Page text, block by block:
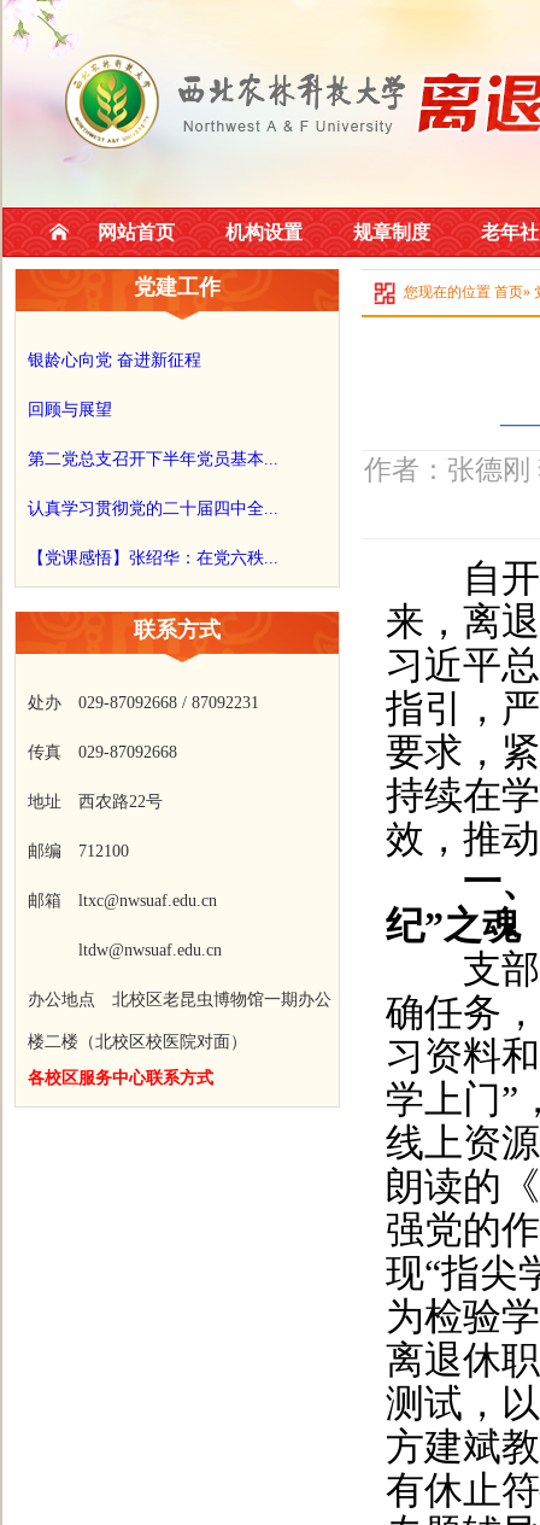
网站首页 机构设置 规章制度 老年
党建工作
银龄心向党 奋进新征程
回顾与展望
第二党总支召开下半年党员基本...
认真学习贯彻党的二十届四中全...
【党课感悟】张绍华：在党六秩...
联系方式
处办 029-87092668 / 87092231
传真 029-87092668
地址 西农路22号
邮编 712100
邮箱 ltxc@nwsuaf.edu.cn
ltdw@nwsuaf.edu.cn
办公地点 北校区老昆虫博物馆一期办公
楼二楼（北校区校医院对面）
各校区服务中心联系方式
您现在的位置 首页»
——
作者：张德
自开
来，离
习近平
指引，
要求，
持续在
效，推
一
纪”之魂
支部
确任务
习资料
学上门”
线上资
朗读的
强党的
现“指尖
为检验
离退休
测试，
方建斌
有休止